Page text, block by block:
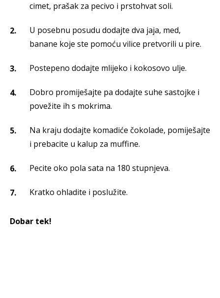
cimet, prašak za pecivo i prstohvat soli.
U posebnu posudu dodajte dva jaja, med,
banane koje ste pomoću vilice pretvorili u pire.
Postepeno dodajte mlijeko i kokosovo ulje.
Dobro promiješajte pa dodajte suhe sastojke i
povežite ih s mokrima.
Na kraju dodajte komadiće čokolade, pomiješajte
i prebacite u kalup za muffine.
Pecite oko pola sata na 180 stupnjeva.
Kratko ohladite i poslužite.
Dobar tek!